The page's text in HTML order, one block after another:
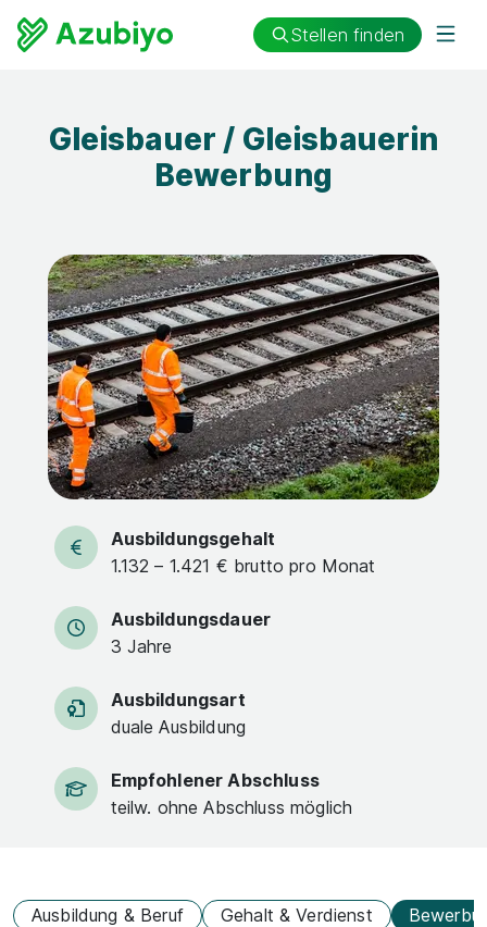
Stellen finden
Gleisbauer / Gleisbauerin
Bewerbung
Ausbildungsgehalt
1.132 – 1.421 € brutto pro Monat
Ausbildungsdauer
3 Jahre
Ausbildungsart
duale Ausbildung
Empfohlener Abschluss
teilw. ohne Abschluss möglich
Ausbildung & Beruf Gehalt & Verdienst